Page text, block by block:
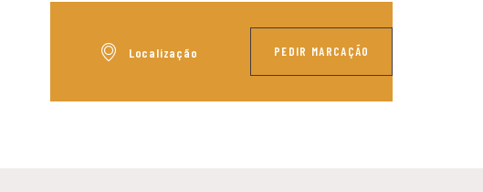
Localização PEDIR MARCAÇÃO